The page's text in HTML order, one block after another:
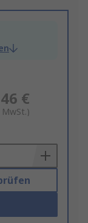
€
MwSt.)